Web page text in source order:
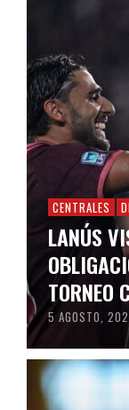
CENTRALES
LANÚS
TORNEO
5 AGOSTO,